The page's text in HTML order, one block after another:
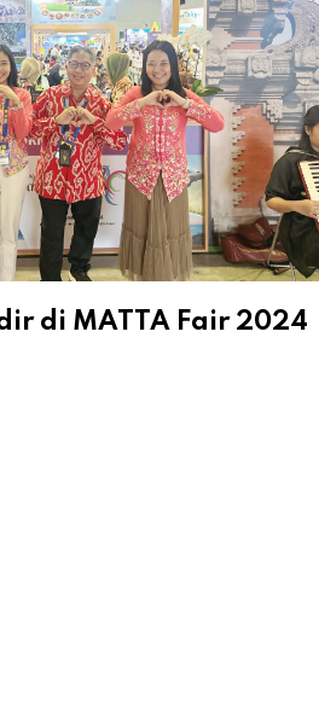
di MATTA Fair 2024